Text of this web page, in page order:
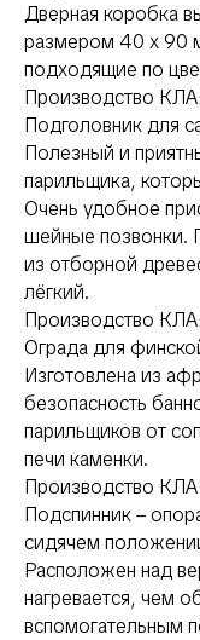
Дверная коробка
размером 40 х 90
подходящие по
Производство
Подголовник для
Полезный и
парильщика,
Очень удобное
шейные позвонки.
из отборной
лёгкий.
Производство
Ограда для
Изготовлена из
безопасность
парильщиков от
печи каменки.
Производство
Подспинник –
сидячем
Расположен над
нагревается, чем
вспомогательным